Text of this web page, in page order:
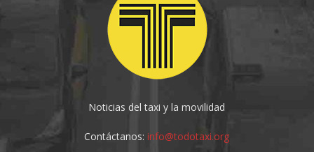
Noticias del taxi y la movilidad
Contáctanos:info@todotaxi.org